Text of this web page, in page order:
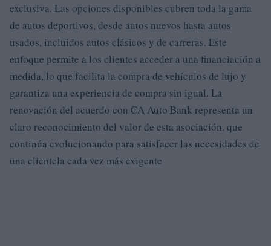
exclusiva. Las opciones disponibles cubren toda la gama
de autos deportivos, desde autos nuevos hasta autos
usados, incluidos autos clásicos y de carreras. Este
enfoque permite a los clientes acceder a una financiación a
medida, lo que facilita la compra de vehículos de lujo y
garantiza una experiencia de compra sin igual. La
renovación del acuerdo con CA Auto Bank representa un
claro reconocimiento del valor de esta asociación, que
continúa evolucionando para satisfacer las necesidades de
una clientela cada vez más exigente